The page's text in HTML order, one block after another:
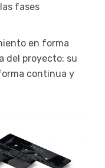
fases
en forma
del proyecto: su
continua y